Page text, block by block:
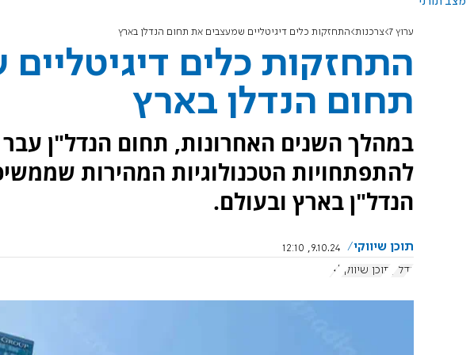
ערוץ 7 צרכנות התחזקות כלים דיגיטליים שמעצבים את תחום הנדלן בארץ
התחזקות כלים
תחום הנדלן בארץ
במהלך השנים האחרונות, תחום הנדל"ן
להתפתחויות הטכנולוגיות המהירות
הנדל"ן בארץ ובעולם.
תוכן שיווקי
9.10.24, 12:10
נדל"ן
תוכן שיווקי AI